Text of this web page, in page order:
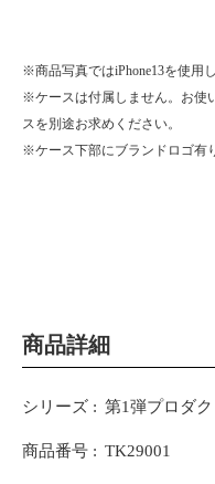
※商品写真ではiPhone13を使用
※ケースは付属しません。お使
スを別途お求めください。
※ケース下部にブランドロゴ有
商品詳細
シリーズ 第1弾プロダ
商品番号 TK29001